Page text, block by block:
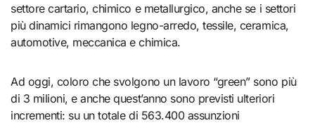
settore cartario, chimico e metallurgico, anche se i settori
più dinamici rimangono legno-arredo, tessile, ceramica,
automotive, meccanica e chimica.
Ad oggi, coloro che svolgono un lavoro “green” sono più
di 3 milioni, e anche quest’anno sono previsti ulteriori
incrementi: su un totale di 563.400 assunzioni